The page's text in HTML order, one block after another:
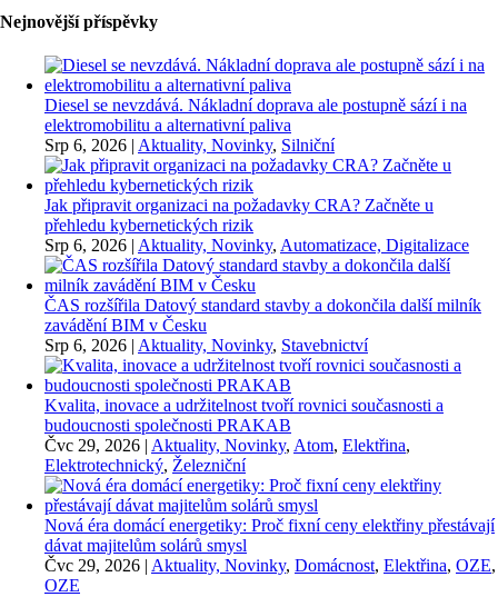
Nejnovější příspěvky
Diesel se nevzdává. Nákladní doprava ale postupně sází i na
elektromobilitu a alternativní paliva
Srp 6, 2026 | Aktuality, Novinky, Silniční
Jak připravit organizaci na požadavky CRA? Začněte u
přehledu kybernetických rizik
Srp 6, 2026 | Aktuality, Novinky, Automatizace, Digitalizace
ČAS rozšířila Datový standard stavby a dokončila další milník
zavádění BIM v Česku
Srp 6, 2026 | Aktuality, Novinky, Stavebnictví
Kvalita, inovace a udržitelnost tvoří rovnici současnosti a
budoucnosti společnosti PRAKAB
Čvc 29, 2026 | Aktuality, Novinky, Atom, Elektřina,
Elektrotechnický, Železniční
Nová éra domácí energetiky: Proč fixní ceny elektřiny přestávají
dávat majitelům solárů smysl
Čvc 29, 2026 | Aktuality, Novinky, Domácnost, Elektřina, OZE,
OZE